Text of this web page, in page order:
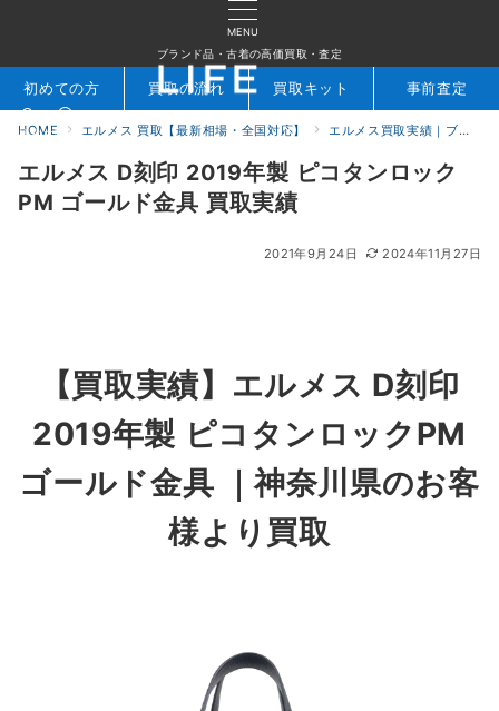
MENU
ブランド品・古着の高価買取・査定
検索 お問合せ
初めての方 買取の流れ 買取キット 事前査定
HOME エルメス 買取【最新相場・全国対応】 エルメス買取実績｜ブランド専門店LIFE
エルメス D刻印 2019年製 ピコタンロック
PM ゴールド金具 買取実績
2021年9月24日 2024年11月27日
【買取実績】エルメス D刻印
2019年製 ピコタンロックPM
ゴールド金具 ｜神奈川県のお客
様より買取